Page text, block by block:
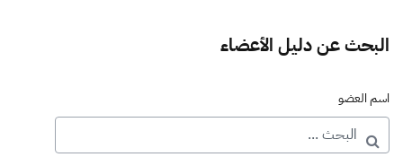
البحث عن دليل الأعضاء
اسم العضو